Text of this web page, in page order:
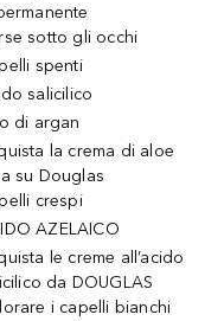
sotto gli occhi
spenti
salicilico
di argan
la crema di aloe
su Douglas
crespi
AZELAICO
le creme all’acido
da DOUGLAS
i capelli bianchi